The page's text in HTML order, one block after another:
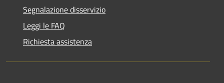
Segnalazione disservizio
Leggi le FAQ
Richiesta assistenza